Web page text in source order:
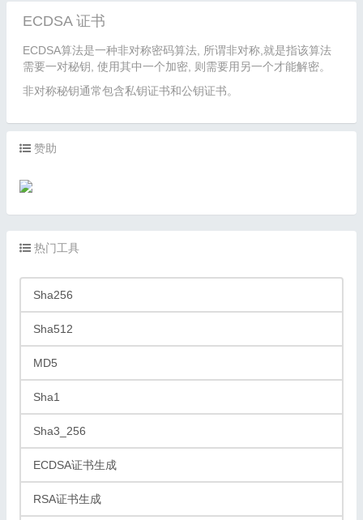
ECDSA 证书
ECDSA算法是一种非对称密码算法, 所谓非对称,就是指该算法
需要一对秘钥, 使用其中一个加密, 则需要用另一个才能解密。
非对称秘钥通常包含私钥证书和公钥证书。
赞助
热门工具
Sha256
Sha512
MD5
Sha1
Sha3_256
ECDSA证书生成
RSA证书生成